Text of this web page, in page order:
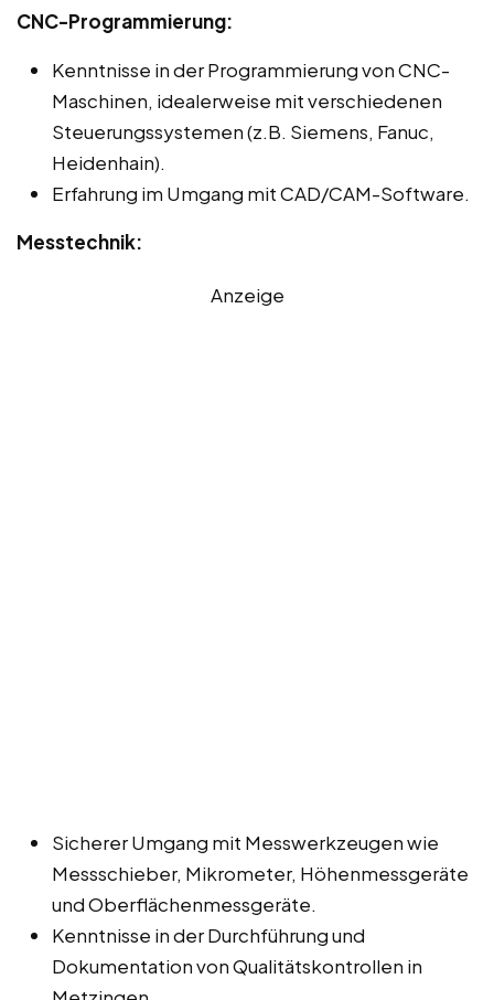
CNC-Programmierung:
Kenntnisse in der Programmierung von CNC-
Maschinen, idealerweise mit verschiedenen
Steuerungssystemen (z.B. Siemens, Fanuc,
Heidenhain).
Erfahrung im Umgang mit CAD/CAM-Software.
Messtechnik:
Anzeige
Sicherer Umgang mit Messwerkzeugen wie
Messschieber, Mikrometer, Höhenmessgeräte
und Oberflächenmessgeräte.
Kenntnisse in der Durchführung und
Dokumentation von Qualitätskontrollen in